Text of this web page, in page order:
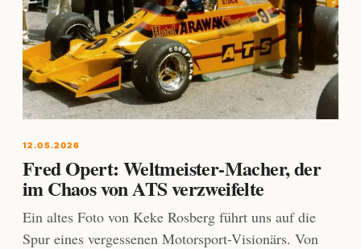
12.05.2026
Fred Opert: Weltmeister-Macher, der
im Chaos von ATS verzweifelte
Ein altes Foto von Keke Rosberg führt uns auf die
Spur eines vergessenen Motorsport-Visionärs. Von